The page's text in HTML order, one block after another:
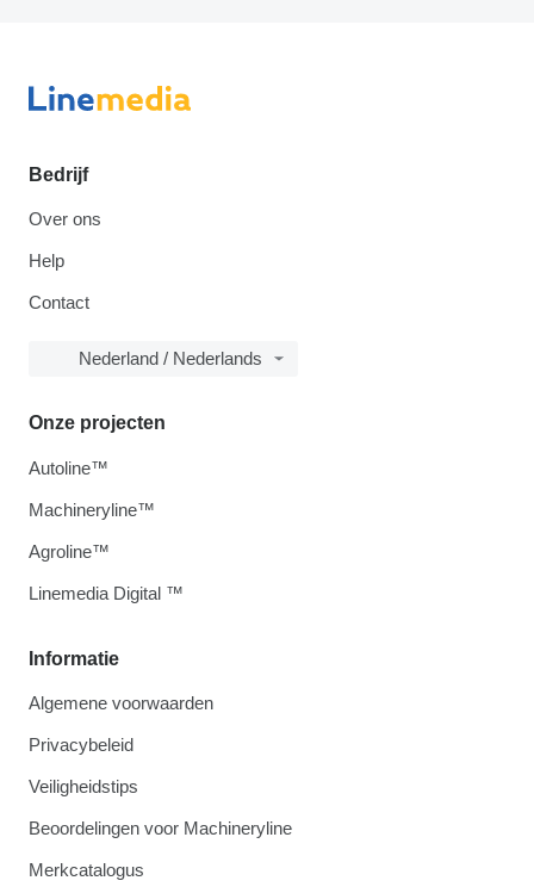
Bedrijf
Over ons
Help
Contact
Nederland / Nederlands
Informatie
Algemene voorwaarden
Privacybeleid
Veiligheidstips
Beoordelingen voor Machineryline
Merkcatalogus
Onze projecten
Autoline™
Machineryline™
Agroline™
Linemedia Digital ™